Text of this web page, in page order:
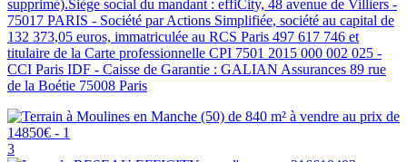
supprimé).Siège social du mandant : effiCity, 48 avenue de Villiers -
75017 PARIS - Société par Actions Simplifiée, société au capital de
132 373,05 euros, immatriculée au RCS Paris 497 617 746 et
titulaire de la Carte professionnelle CPI 7501 2015 000 002 025 -
CCI Paris IDF - Caisse de Garantie : GALIAN Assurances 89 rue
de la Boétie 75008 Paris
3